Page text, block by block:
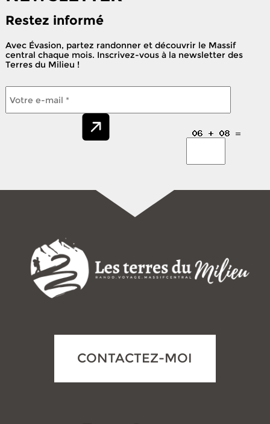
Restez informé
Avec Évasion, partez randonner et découvrir le Massif
central chaque mois. Inscrivez-vous à la newsletter des
Terres du Milieu !
CONTACTEZ-MOI